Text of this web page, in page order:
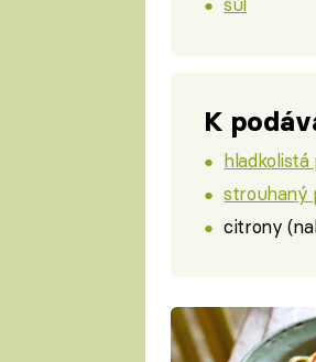
K
strouhaný
citrony